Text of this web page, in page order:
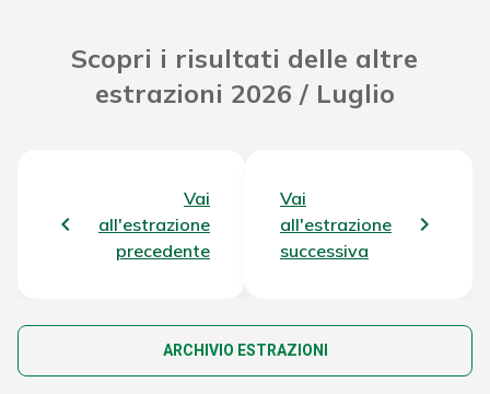
Scopri i risultati delle altre
estrazioni 2026 / Luglio
Vai
all'estrazione
precedente
Vai
all'estrazione
successiva
ARCHIVIO ESTRAZIONI